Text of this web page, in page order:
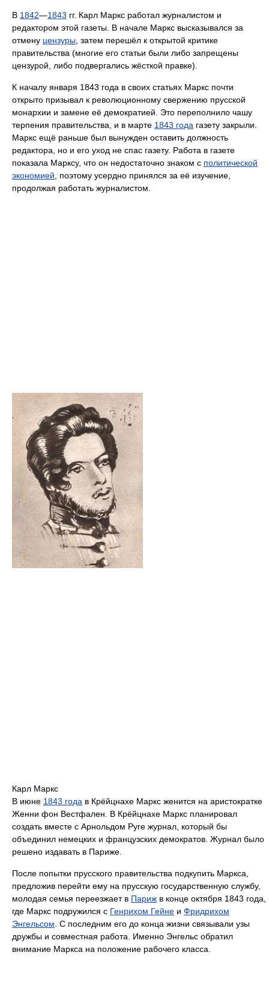
В 1842—1843 гг. Карл Маркс работал журналистом и
редактором этой газеты. В начале Маркс высказывался за
отмену цензуры , затем перешёл к открытой критике
правительства (многие его статьи были либо запрещены
цензурой, либо подвергались жёсткой правке).
К началу января 1843 года в своих статьях Маркс почти
открыто призывал к революционному свержению прусской
монархии и замене её демократией. Это переполнило чашу
терпения правительства, и в марте 1843 года газету закрыли.
Маркс ещё раньше был вынужден оставить должность
редактора, но и его уход не спас газету. Работа в газете
показала Марксу, что он недостаточно знаком с политической
экономией , поэтому усердно принялся за её изучение,
продолжая работать журналистом.
Карл Маркс
В июне 1843 года в Крёйцнахе Маркс женится на аристократке
Женни фон Вестфален. В Крёйцнахе Маркс планировал
создать вместе с Арнольдом Руге журнал, который бы
объединил немецких и французских демократов. Журнал было
решено издавать в Париже.
После попытки прусского правительства подкупить Маркса,
предложив перейти ему на прусскую государственную службу,
молодая семья переезжает в Париж в конце октября 1843 года,
где Маркс подружился с Генрихом Гейне и Фридрихом
Энгельсом . С последним его до конца жизни связывали узы
дружбы и совместная работа. Именно Энгельс обратил
внимание Маркса на положение рабочего класса.